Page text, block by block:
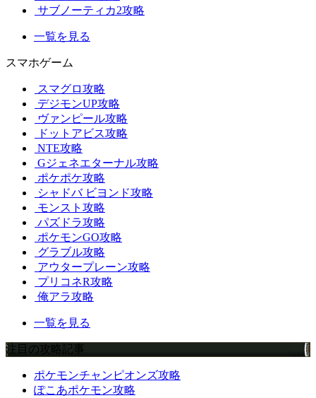
サブノーティカ2攻略
一覧を見る
スマホゲーム
スマグロ攻略
デジモンUP攻略
ヴァンピール攻略
ドットアビス攻略
NTE攻略
Gジェネエターナル攻略
ポケポケ攻略
シャドバ ビヨンド攻略
モンスト攻略
パズドラ攻略
ポケモンGO攻略
グラブル攻略
アウタープレーン攻略
プリコネR攻略
俺アラ攻略
一覧を見る
注目の攻略記事
ポケモンチャンピオンズ攻略
ぽこあポケモン攻略